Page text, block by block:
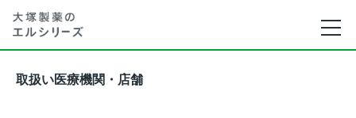
取扱い医療機関・店舗